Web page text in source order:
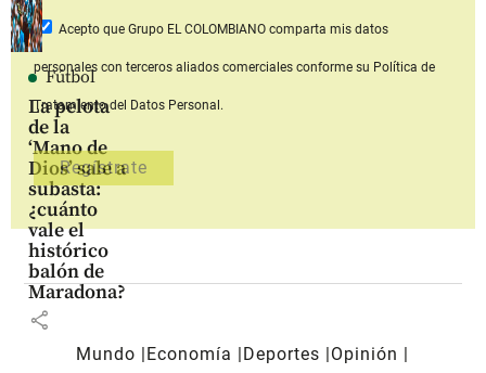
Fútbol
La pelota
de la
‘Mano de
Dios’ sale a
subasta:
¿cuánto
vale el
histórico
balón de
Maradona?
share
Acepto que Grupo EL COLOMBIANOcomparta mis datos
personales con terceros aliados comerciales conforme su Política de
Tratamiento del Datos Personal.
Mundo Economía Deportes
Opinión